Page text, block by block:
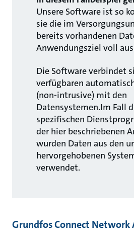
Unsere Software ist so
sie die im
bereits vorhandenen
Anwendungsziel voll
Die Software verbindet
verfügbaren
(non-intrusive) mit den
Datensystemen.Im Fall
spezifischen
der hier beschriebenen
wurden Daten aus den
hervorgehobenen
verwendet.
Grundfos Connect Network